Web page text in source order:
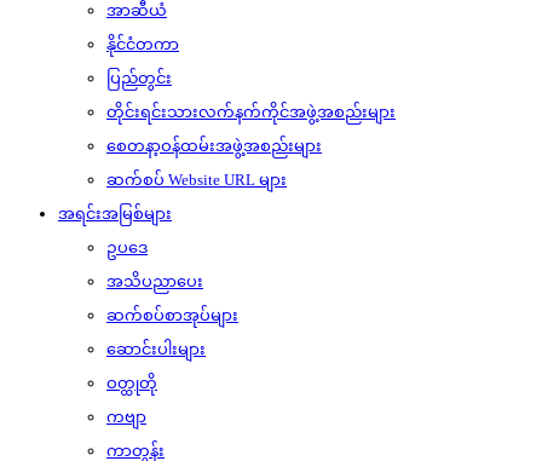
အာဆီယံ
နိုင်ငံတကာ
ပြည်တွင်း
တိုင်းရင်းသားလက်နက်ကိုင်အဖွဲ့အစည်းများ
စေတနာ့ဝန်ထမ်းအဖွဲ့အစည်းများ
ဆက်စပ် Website URL များ
အရင်းအမြစ်များ
ဥပဒေ
အသိပညာပေး
ဆက်စပ်စာအုပ်များ
ဆောင်းပါးများ
ဝတ္ထုတို
ကဗျာ
ကာတွန်း